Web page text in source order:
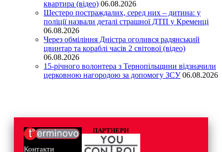
квартира (відео) 06.08.2026
Шестеро постраждалих, серед них – дитина: у
поліції назвали деталі страшної ДТП у Кременці
06.08.2026
Через обміління Дністра оголився радянський
цвинтар та кораблі часів 2 світової (відео)
06.08.2026
15-річного волонтера з Тернопільщини відзначили
церковною нагородою за допомогу ЗСУ 06.08.2026
Контакти
ПАРТНЕРИ